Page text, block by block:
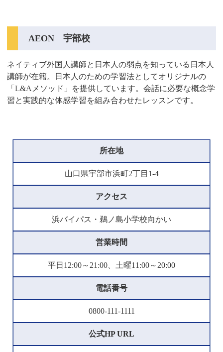
AEON 宇部校
ネイティブ外国人講師と日本人の弱点を知っている日本人
講師が在籍。日本人のための学習法としてオリジナルの
「L&Aメソッド」を提供しています。会話に必要な概念学
習と実践的な体感学習を組み合わせたレッスンです。
所在地
山口県宇部市浜町2丁目1-4
アクセス
浜バイパス・鵜ノ島小学校向かい
営業時間
平日12:00～21:00、土曜11:00～20:00
電話番号
0800-111-1111
公式HP URL